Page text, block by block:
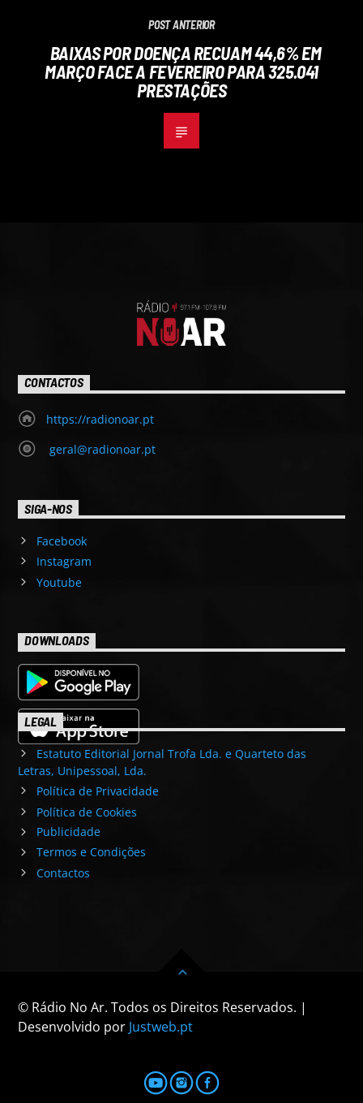
POST ANTERIOR
BAIXAS POR DOENÇA RECUAM 44,6% EM
MARÇO FACE A FEVEREIRO PARA 325.041
PRESTAÇÕES
CONTACTOS
https://radionoar.pt
geral@radionoar.pt
SIGA-NOS
Facebook
Instagram
Youtube
DOWNLOADS
LEGAL
Estatuto Editorial Jornal Trofa Lda. e Quarteto das
Letras, Unipessoal, Lda.
Política de Privacidade
Política de Cookies
Publicidade
Termos e Condições
Contactos
© Rádio No Ar. Todos os Direitos Reservados. |
Desenvolvido por Justweb.pt